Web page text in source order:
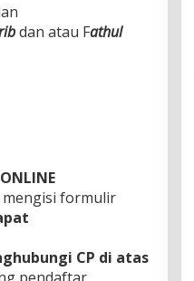
dan atau Fathul
ONLINE
mengisi formulir
CP di atas